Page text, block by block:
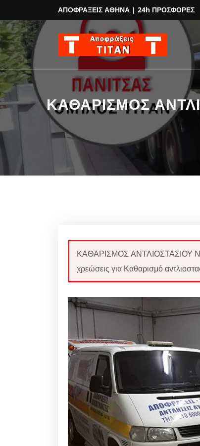
ΑΠΟΦΡΑΞΕΙΣ ΑΘΗΝΑ | 24h ΠΡΟΣΦΟΡΕΣ
ΚΑΘΑΡΙΣΜΟΣ
ΚΑΘΑΡΙΣΜΟΣ ΑΝΤΛΙΟΣΤΑΣΙΟΥ
χρεώσεις για Καθαρισμό